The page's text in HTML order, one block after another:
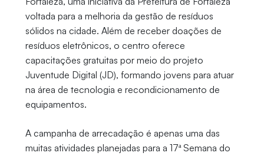
voltada para a melhoria da gestão de resíduos
sólidos na cidade. Além de receber doações de
resíduos eletrônicos, o centro oferece
capacitações gratuitas por meio do projeto
Juventude Digital (JD), formando jovens para atuar
na área de tecnologia e recondicionamento de
equipamentos.
A campanha de arrecadação é apenas uma das
muitas atividades planejadas para a 17ª Semana do